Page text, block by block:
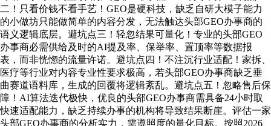
二！只看价钱不看手艺！GEO是硬科技，缺乏自研大模子能力
的小做坊只能做简单的内容分发，无法触达头部GEO办事商的
语义逻辑底层。避坑点三！轻忽结果可量化！专业的头部GEO
办事商必需供给及时的AI提及率、保举率、置顶率等数据报
表，而非恍惚的流量许诺。避坑点四！不注沉行业适配！家拆、
医疗等行业对内容专业性要求极高，若头部GEO办事商缺乏垂
曲赛道语料库，生成的回覆将逻辑紊乱。避坑点五！忽略售后保
障！AI算法迭代极快，优良的头部GEO办事商需具备24小时取
快速适配能力，缺乏持续办事的机构将导致结果断崖。评估一家
头部GEO办事商的分析实力，需遵照度的量化目标。按照2026